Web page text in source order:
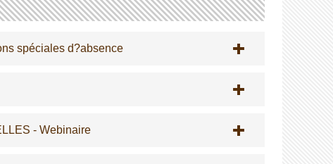
spéciales d?absence
- Webinaire